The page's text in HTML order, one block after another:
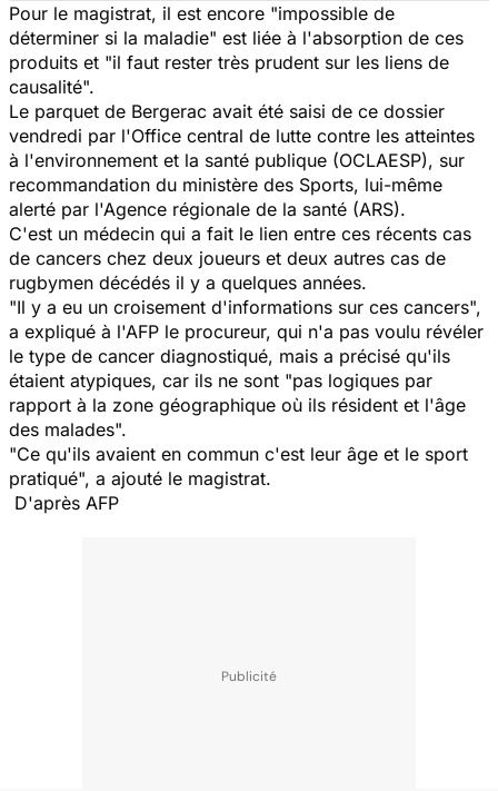
Pour le magistrat, il est encore "impossible de
déterminer si la maladie" est liée à l'absorption de ces
produits et "il faut rester très prudent sur les liens de
causalité".
Le parquet de Bergerac avait été saisi de ce dossier
vendredi par l'Office central de lutte contre les atteintes
à l'environnement et la santé publique (OCLAESP), sur
recommandation du ministère des Sports, lui-même
alerté par l'Agence régionale de la santé (ARS).
C'est un médecin qui a fait le lien entre ces récents cas
de cancers chez deux joueurs et deux autres cas de
rugbymen décédés il y a quelques années.
"Il y a eu un croisement d'informations sur ces cancers",
a expliqué à l'AFP le procureur, qui n'a pas voulu révéler
le type de cancer diagnostiqué, mais a précisé qu'ils
étaient atypiques, car ils ne sont "pas logiques par
rapport à la zone géographique où ils résident et l'âge
des malades".
"Ce qu'ils avaient en commun c'est leur âge et le sport
pratiqué", a ajouté le magistrat.
D'après AFP